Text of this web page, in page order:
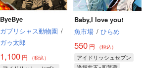
ByeBye
ガブリシャス動物園 /
ガゥ太郎
1,100 円 （税込）
Baby,I love you!
魚市場 / ひらめ
550円 （税込）
アイドリッシュセブン